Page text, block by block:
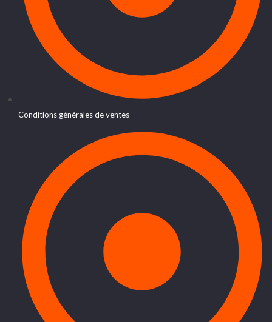
Conditions générales de ventes